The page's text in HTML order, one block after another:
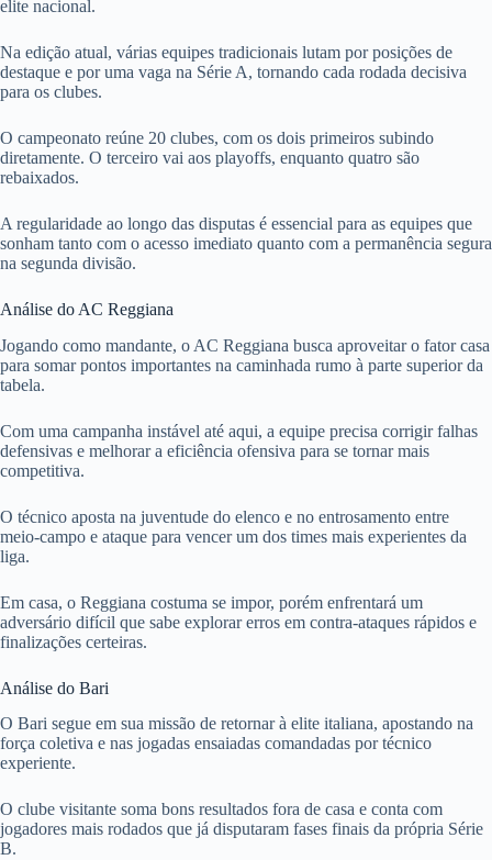
elite nacional.
Na edição atual, várias equipes tradicionais lutam por posições de
destaque e por uma vaga na Série A, tornando cada rodada decisiva
para os clubes.
O campeonato reúne 20 clubes, com os dois primeiros subindo
diretamente. O terceiro vai aos playoffs, enquanto quatro são
rebaixados.
A regularidade ao longo das disputas é essencial para as equipes que
sonham tanto com o acesso imediato quanto com a permanência segura
na segunda divisão.
Análise do AC Reggiana
Jogando como mandante, o AC Reggiana busca aproveitar o fator casa
para somar pontos importantes na caminhada rumo à parte superior da
tabela.
Com uma campanha instável até aqui, a equipe precisa corrigir falhas
defensivas e melhorar a eficiência ofensiva para se tornar mais
competitiva.
O técnico aposta na juventude do elenco e no entrosamento entre
meio-campo e ataque para vencer um dos times mais experientes da
liga.
Em casa, o Reggiana costuma se impor, porém enfrentará um
adversário difícil que sabe explorar erros em contra-ataques rápidos e
finalizações certeiras.
Análise do Bari
O Bari segue em sua missão de retornar à elite italiana, apostando na
força coletiva e nas jogadas ensaiadas comandadas por técnico
experiente.
O clube visitante soma bons resultados fora de casa e conta com
jogadores mais rodados que já disputaram fases finais da própria Série
B.